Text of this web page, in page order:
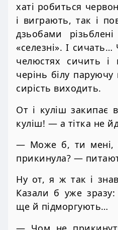
хаті робиться
і виграють, так і
дзьобами
«селезні». І
челюстях сичить і
черінь білу
сирість виходить.
От і куліш закипає
куліш! — а тітка не
— Може б, ти мені,
прикинула? —
Ну от, я ж так і
Казали б уже
ще й підморгують…